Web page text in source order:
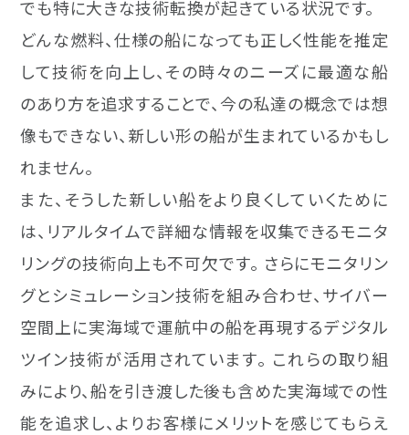
でも特に大きな技術転換が起きている状況です。
どんな燃料、仕様の船になっても正しく性能を推定
して技術を向上し、その時々のニーズに最適な船
のあり方を追求することで、今の私達の概念では想
像もできない、新しい形の船が生まれているかもし
れません。
また、そうした新しい船をより良くしていくために
は、リアルタイムで詳細な情報を収集できるモニタ
リングの技術向上も不可欠です。 さらにモニタリン
グとシミュレーション技術を組み合わせ、サイバー
空間上に実海域で運航中の船を再現するデジタル
ツイン技術が活用されています。 これらの取り組
みにより、船を引き渡した後も含めた実海域での性
能を追求し、よりお客様にメリットを感じてもらえ